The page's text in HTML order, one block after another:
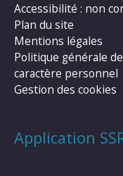
Accessibilité : non
Plan du site
Mentions légales
Politique générale
caractère personnel
Gestion des cookies
Application